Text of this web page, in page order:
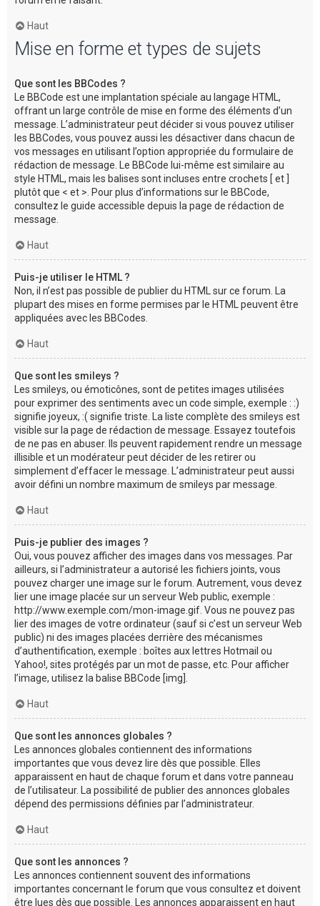
Haut
Mise en forme et types de sujets
Que sont les BBCodes ?
Le BBCode est une implantation spéciale au langage HTML,
offrant un large contrôle de mise en forme des éléments d’un
message. L’administrateur peut décider si vous pouvez utiliser
les BBCodes, vous pouvez aussi les désactiver dans chacun de
vos messages en utilisant l’option appropriée du formulaire de
rédaction de message. Le BBCode lui-même est similaire au
style HTML, mais les balises sont incluses entre crochets [ et ]
plutôt que < et >. Pour plus d’informations sur le BBCode,
consultez le guide accessible depuis la page de rédaction de
message.
Haut
Puis-je utiliser le HTML ?
Non, il n’est pas possible de publier du HTML sur ce forum. La
plupart des mises en forme permises par le HTML peuvent être
appliquées avec les BBCodes.
Haut
Que sont les smileys ?
Les smileys, ou émoticônes, sont de petites images utilisées
pour exprimer des sentiments avec un code simple, exemple : :)
signifie joyeux, :( signifie triste. La liste complète des smileys est
visible sur la page de rédaction de message. Essayez toutefois
de ne pas en abuser. Ils peuvent rapidement rendre un message
illisible et un modérateur peut décider de les retirer ou
simplement d’effacer le message. L’administrateur peut aussi
avoir défini un nombre maximum de smileys par message.
Haut
Puis-je publier des images ?
Oui, vous pouvez afficher des images dans vos messages. Par
ailleurs, si l’administrateur a autorisé les fichiers joints, vous
pouvez charger une image sur le forum. Autrement, vous devez
lier une image placée sur un serveur Web public, exemple :
http://www.exemple.com/mon-image.gif. Vous ne pouvez pas
lier des images de votre ordinateur (sauf si c’est un serveur Web
public) ni des images placées derrière des mécanismes
d’authentification, exemple : boîtes aux lettres Hotmail ou
Yahoo!, sites protégés par un mot de passe, etc. Pour afficher
l’image, utilisez la balise BBCode [img].
Haut
Que sont les annonces globales ?
Les annonces globales contiennent des informations
importantes que vous devez lire dès que possible. Elles
apparaissent en haut de chaque forum et dans votre panneau
de l’utilisateur. La possibilité de publier des annonces globales
dépend des permissions définies par l’administrateur.
Haut
Que sont les annonces ?
Les annonces contiennent souvent des informations
importantes concernant le forum que vous consultez et doivent
être lues dès que possible. Les annonces apparaissent en haut